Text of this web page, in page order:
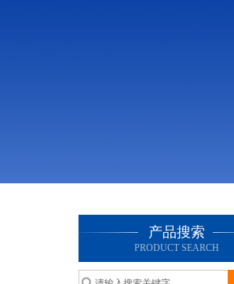
产品搜索
PRODUCT SEARCH